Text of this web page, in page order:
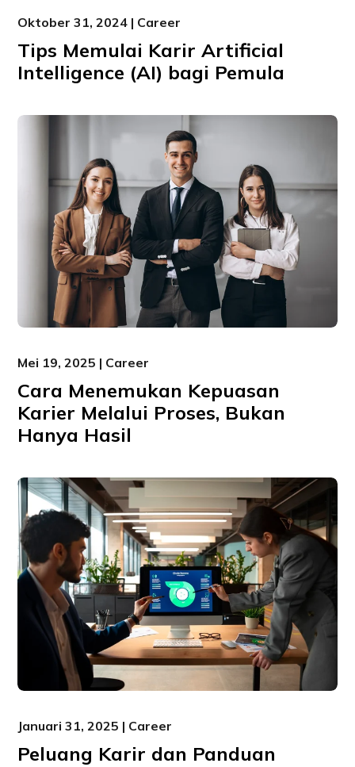
Oktober 31, 2024 | Career
Tips Memulai Karir Artificial
Intelligence (AI) bagi Pemula
Mei 19, 2025 | Career
Cara Menemukan Kepuasan
Karier Melalui Proses, Bukan
Hanya Hasil
Januari 31, 2025 | Career
Peluang Karir dan Panduan